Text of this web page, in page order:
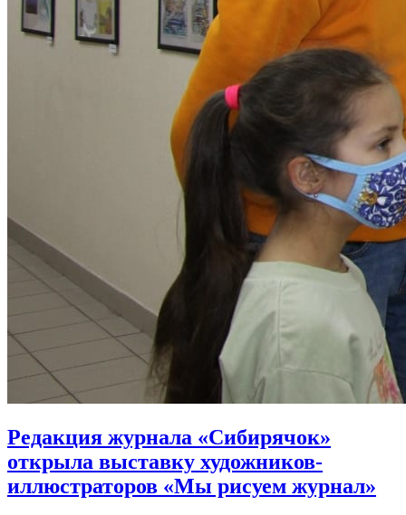
Редакция журнала «Сибирячок»
открыла выставку художников-
иллюстраторов «Мы рисуем журнал»